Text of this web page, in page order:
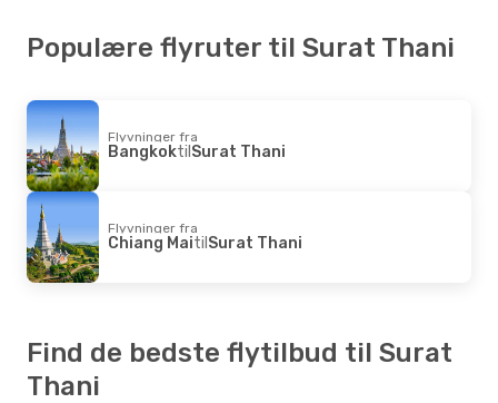
Populære flyruter til Surat Thani
Flyvninger fra
BangkoktilSurat Thani
Flyvninger fra
Chiang MaitilSurat Thani
Find de bedste flytilbud til Surat
Thani